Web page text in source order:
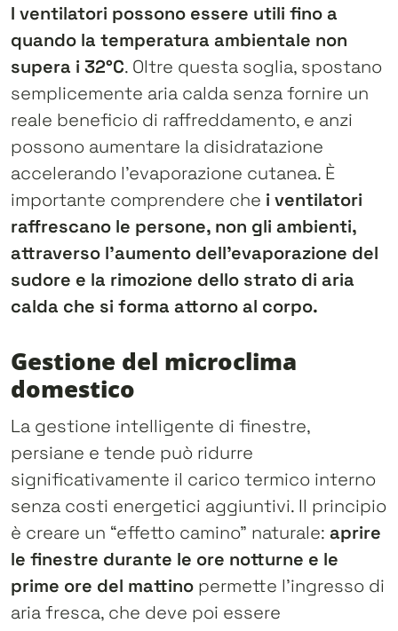
I ventilatori possono essere utili fino a
quando la temperatura ambientale non
supera i 32°C. Oltre questa soglia, spostano
semplicemente aria calda senza fornire un
reale beneficio di raffreddamento, e anzi
possono aumentare la disidratazione
accelerando l’evaporazione cutanea. È
importante comprendere che i ventilatori
raffrescano le persone, non gli ambienti,
attraverso l’aumento dell’evaporazione del
sudore e la rimozione dello strato di aria
calda che si forma attorno al corpo.
Gestione del microclima
domestico
La gestione intelligente di finestre,
persiane e tende può ridurre
significativamente il carico termico interno
senza costi energetici aggiuntivi. Il principio
è creare un “effetto camino” naturale: aprire
le finestre durante le ore notturne e le
prime ore del mattino permette l’ingresso di
aria fresca, che deve poi essere